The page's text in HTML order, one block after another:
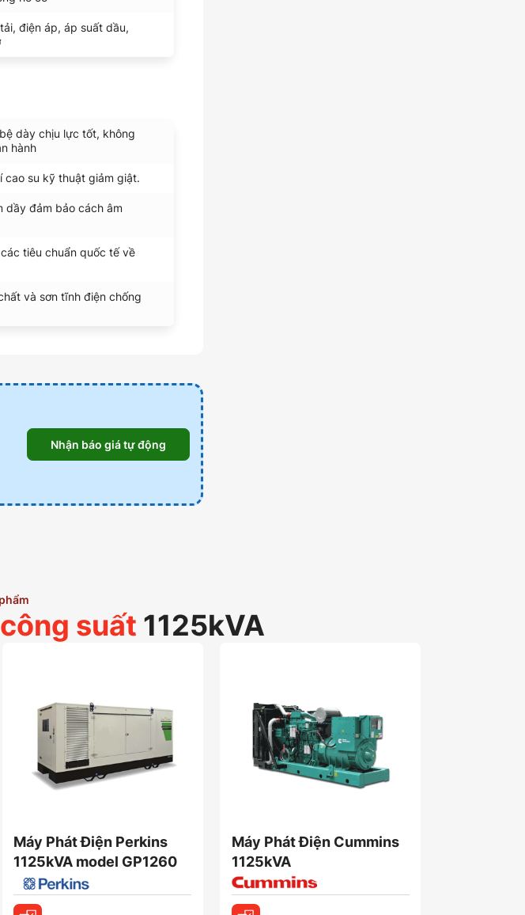
điện áp, áp suất dầu,
dày chịu lực tốt, không
hành
cao su kỹ thuật giảm giật.
dầy đảm bảo cách âm
tiêu chuẩn quốc tế về
và sơn tĩnh điện chống
Nhận báo giá tự động
suất 1125kVA
Máy Phát Điện Perkins
1125kVA model GP1260
Máy Phát Điện Cummins
1125kVA